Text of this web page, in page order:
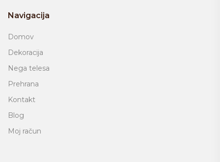
Navigacija
Domov
Dekoracija
Nega telesa
Prehrana
Kontakt
Blog
Moj račun